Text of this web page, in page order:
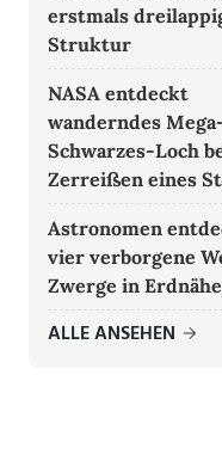
erstmals
Struktur
NASA entdeckt
wanderndes
Schwarzes-Loch
Zerreißen eines
Astronomen
vier verborgene
Zwerge in Erdnähe
ALLE ANSEHEN